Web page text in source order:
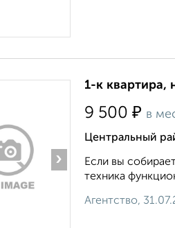
›
1-к квартира,
9 500 ₽ в
Центральный
Если вы
техника
Агентство,